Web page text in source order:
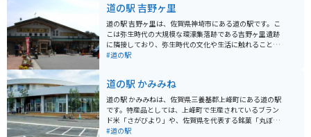
道の駅 吉野ヶ里
道の駅 吉野ヶ里は、佐賀県神埼市にある道の駅です。こ
こは弥生時代の大規模な環濠集落跡である吉野ヶ里遺跡
に隣接しており、弥生時代の文化や生活に触れることが
できます。 道の駅には、特産品販売所があり、地元産の
ことができます。特に、佐賀牛を使った料理はおすすめ
です。 バイクで訪れる場合、道の駅には広い駐車場が完
備されているので安心です。吉野ヶ里遺跡周辺は、田園
風景が広がる走りやすい道が多く、ツーリングにも最適
です。道の駅で休憩を挟みながら、周辺を巡ってみるの
#道の駅
道の駅 かみみね
道の駅 かみみねは、佐賀県三養基郡上峰町にある道の駅
です。特産品としては、上峰町で生産されているブラン
ド米「さがびより」や、佐賀県を代表する銘菓「丸ぼう
ろ」などが人気です。 また、道の駅 かみみねは、バイク
#道の駅